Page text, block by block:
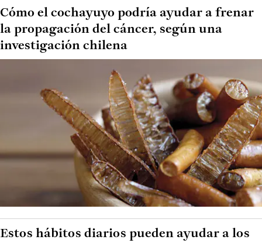
Cómo el cochayuyo podría ayudar a frenar
la propagación del cáncer, según una
investigación chilena
Estos hábitos diarios pueden ayudar a los